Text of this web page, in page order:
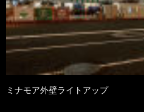
ミナモア外壁ライトアップ